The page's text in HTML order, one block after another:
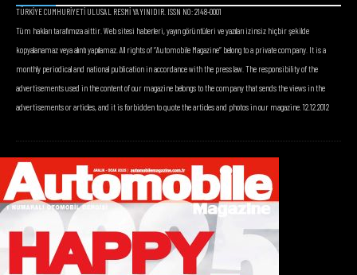
TÜRKİYE CUMHURİYETİ ULUSAL RESMİ YAYINIDIR. ISSN NO: 2148-0001
Tüm hakları tarafımıza aittir. Web sitesi haberleri, yayın görüntüleri ve yazıları izinsiz hiçbir şekilde
kopyalanamaz veya alıntı yapılamaz. All rights of “Automobile Magazine” belong to a private company. It is a
monthly periodical and national publication in accordance with the press law. The responsibility of the
advertisements used in the content of our magazine belongs to the company that sends the views in the
advertisements or articles, and it is forbidden to quote the articles and photos in our magazine. 12.12.2012